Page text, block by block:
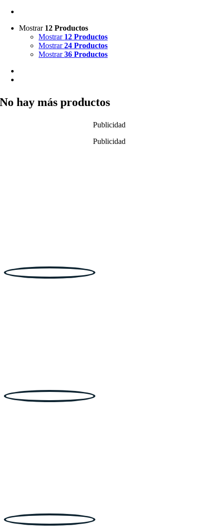
Mostrar 12 Productos
Mostrar 12 Productos
Mostrar24 Productos
Mostrar36 Productos
No hay más productos
Publicidad
Publicidad